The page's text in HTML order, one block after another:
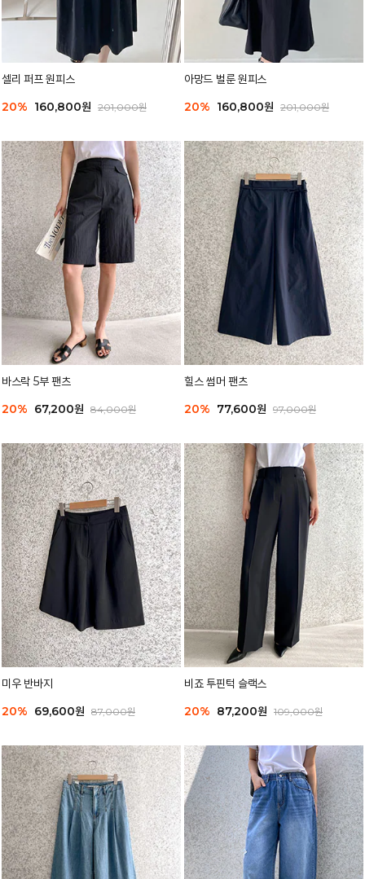
셀리 퍼프 원피스
20% 160,800원 201,000원
아망드 벌룬 원피스
20% 160,800원 201,000원
바스락 5부 팬츠
20% 67,200원 84,000원
힐스 썸머 팬츠
20% 77,600원 97,000원
미우 반바지
20% 69,600원 87,000원
비죠 투핀턱 슬랙스
20% 87,200원 109,000원